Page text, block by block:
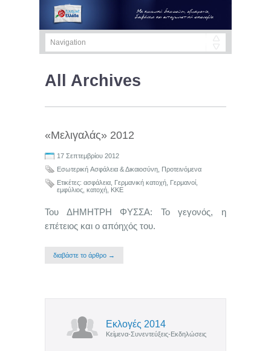
All Archives
«Μελιγαλάς» 2012
17 Σεπτεμβρίου 2012
Εσωτερική Aσφάλεια & Δικαιοσύνη
Προτεινόμενα
Ετικέτες: ασφάλεια Γερμανική κατοχή Γερμανοί
εμφύλιος κατοχή ΚΚΕ
Του ΔΗΜΗΤΡΗ ΦΥΣΣΑ: Το γεγονός, η
επέτειος και ο απόηχός του.
διαβάστε το άρθρο →
Εκλογές 2014
Κείμενα-Συνεντεύξεις-Εκδηλώσεις